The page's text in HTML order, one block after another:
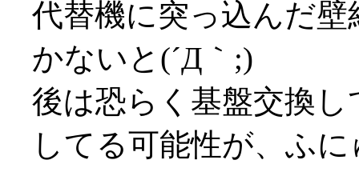
代替機に突っ込んだ
かないと(´Д｀;)
後は恐らく基盤交換
してる可能性が、ふに